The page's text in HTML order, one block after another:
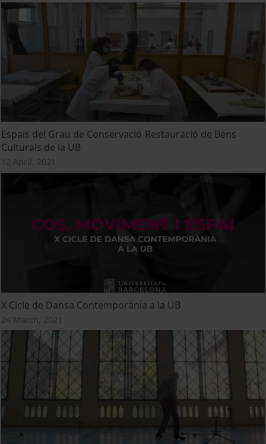
Espais del Grau de Conservació-Restauració de Béns
Culturals de la UB
12 April, 2021
X Cicle de Dansa Contemporània a la UB
24 March, 2021